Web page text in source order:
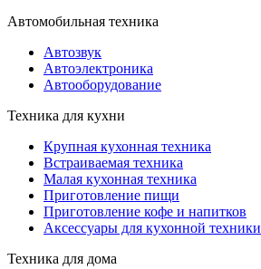
Автомобильная техника
Автозвук
Автоэлектроника
Автооборудование
Техника для кухни
Крупная кухонная техника
Встраиваемая техника
Малая кухонная техника
Приготовление пищи
Приготовление кофе и напитков
Аксессуары для кухонной техники
Техника для дома